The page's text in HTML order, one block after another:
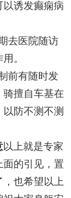
以诱发癫痫病
去医院随访
。
前有随时发
骑擅自车基在
防不测不测
以上就是专家
面的引见，置
也希望以上